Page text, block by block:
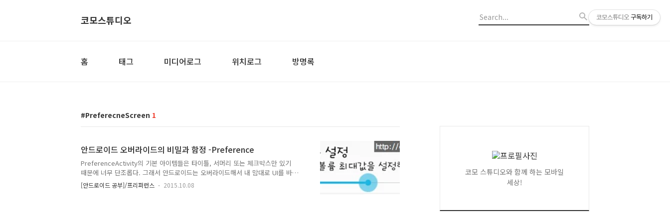
코모스튜디오
홈 태그 미디어로그 위치로그 방명록
PreferecneScreen 1
안드로이드 오버라이드의 비밀과 함정 -Preference
PreferenceActivity의 기본 아이템들은 타이틀, 서머리 또는 체크박스만 있기
때문에 너무 단조롭다. 그래서 안드로이드는 오버라이드해서 내 맘대로 UI를 바
꿀수 있도록 제공한다. 결국, 아래 그림처럼 seekbar를 넣어서 좀 더 다이나믹
하고 인터랙티비한 형태로 바꿀 수 있다. 방법은1. Preference를 extends 하
[안드로이드 공부]/프리퍼런스 2015.10.08
코모 스튜디오와 함께 하는 모바일
세상!
코모스튜디오 구독하기